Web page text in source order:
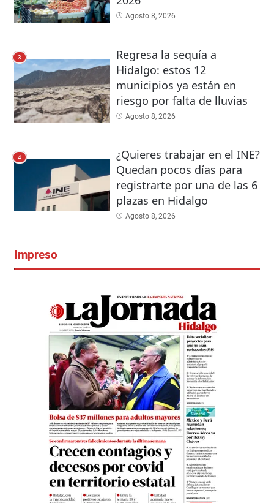
Agosto 8, 2026
3
Regresa la sequía a
Hidalgo: estos 12
municipios ya están en
riesgo por falta de lluvias
Agosto 8, 2026
4
¿Quieres trabajar en el INE?
Quedan pocos días para
registrarte por una de las 6
plazas en Hidalgo
Agosto 8, 2026
Impreso